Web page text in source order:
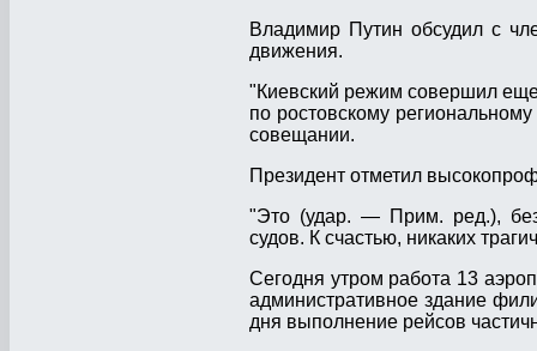
Владимир Путин обсудил с
движения.
"Киевский режим совершил еще
по ростовскому
совещании.
Президент отметил
"Это (удар. — Прим. ред.),
судов. К счастью, никаких
Сегодня утром работа 13
административное здание
дня выполнение рейсов